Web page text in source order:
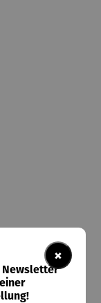
×
Newsletter